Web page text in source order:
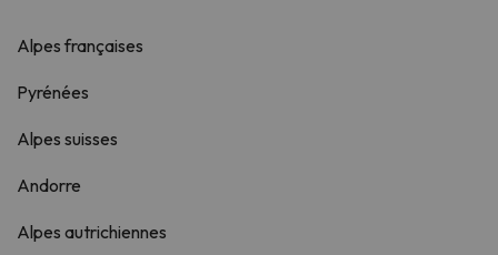
Alpes françaises
Pyrénées
Alpes suisses
Andorre
Alpes autrichiennes